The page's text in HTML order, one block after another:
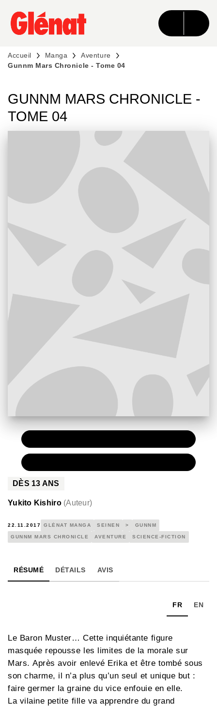
MENU RECHERCHE CONTENU
PIED DE PAGE
Accueil Manga
Aventure
Gunnm Mars Chronicle - Tome 04
GUNNM MARS CHRONICLE -
TOME 04
DÈS 13 ANS
Yukito Kishiro (Auteur)
22.11.2017 GLÉNAT MANGA SEINEN > GUNNM
GUNNM MARS CHRONICLE AVENTURE SCIENCE-FICTION
RÉSUMÉ DÉTAILS AVIS
FR EN
Le Baron Muster… Cette inquiétante figure
masquée repousse les limites de la morale sur
Mars. Après avoir enlevé Erika et être tombé sous
son charme, il n’a plus qu’un seul et unique but :
faire germer la graine du vice enfouie en elle.
La vilaine petite fille va apprendre du grand